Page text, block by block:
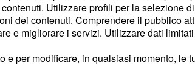
Utilizzare profili per la selezione
dei contenuti. Comprendere il pubblico
e migliorare i servizi. Utilizzare dati
per modificare, in qualsiasi momento, le